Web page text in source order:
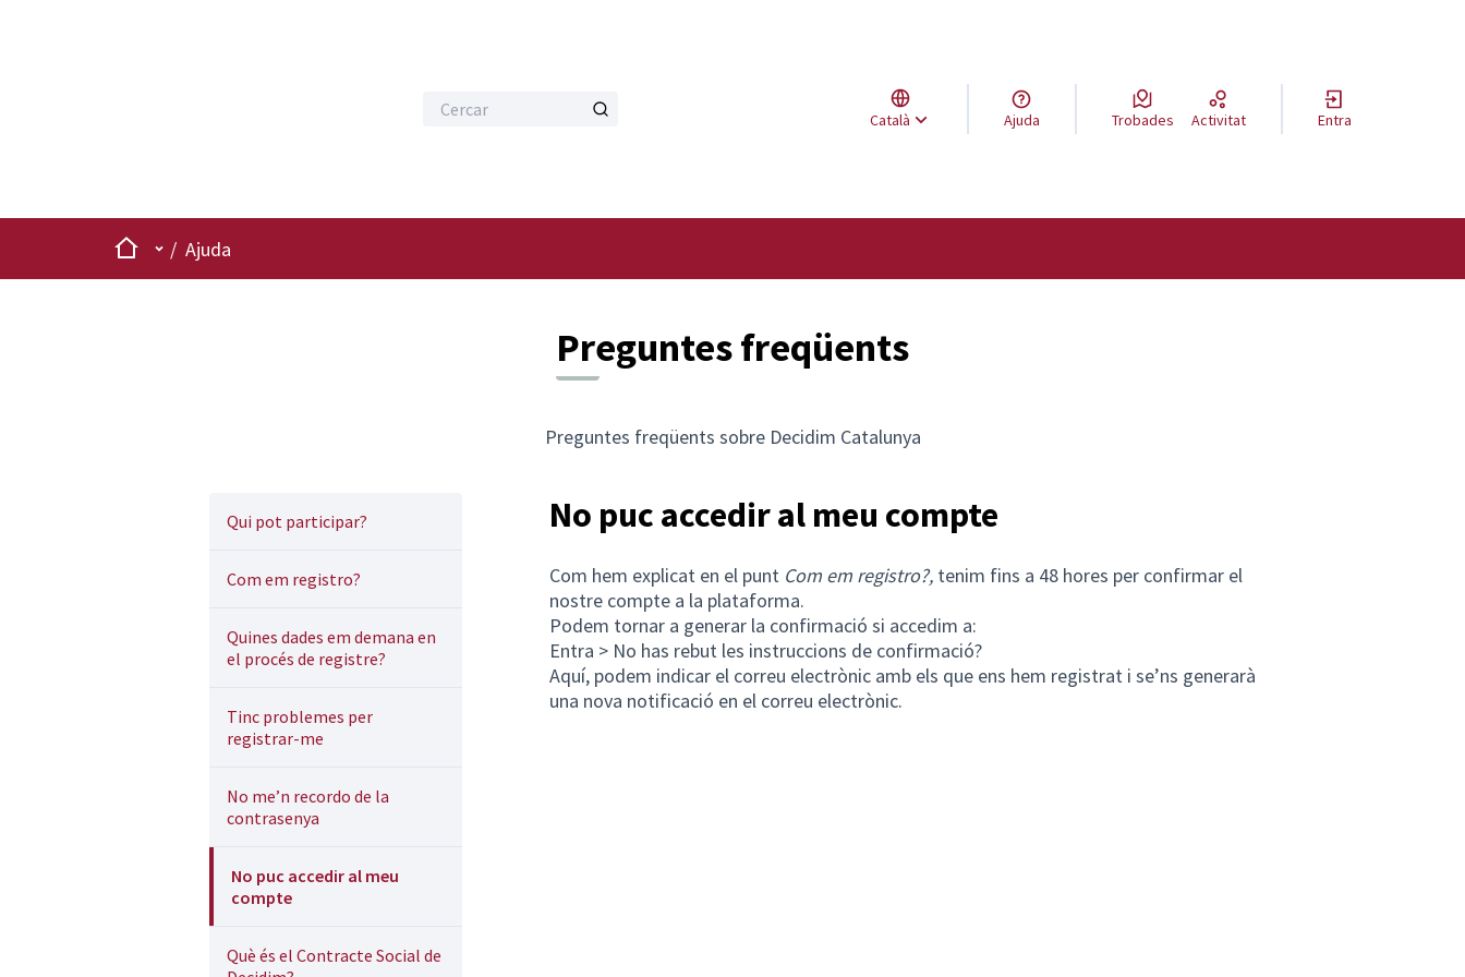
Català
Triar la llengua
Elegir el idioma
Ajuda Trobades Activitat Entra
Inici Menú principal
/ Ajuda
Preguntes freqüents
Preguntes freqüents sobre Decidim Catalunya
Qui pot participar?
Com em registro?
Quines dades em demana en
el procés de registre?
Tinc problemes per
registrar-me
No me’n recordo de la
contrasenya
No puc accedir al meu
compte
Què és el Contracte Social de
No puc accedir al meu compte
Com hem explicat en el punt Com em registro?, tenim fins a 48 hores per confirmar el
nostre compte a la plataforma.
Podem tornar a generar la confirmació si accedim a:
Entra > No has rebut les instruccions de confirmació?
Aquí, podem indicar el correu electrònic amb els que ens hem registrat i se’ns generarà
una nova notificació en el correu electrònic.